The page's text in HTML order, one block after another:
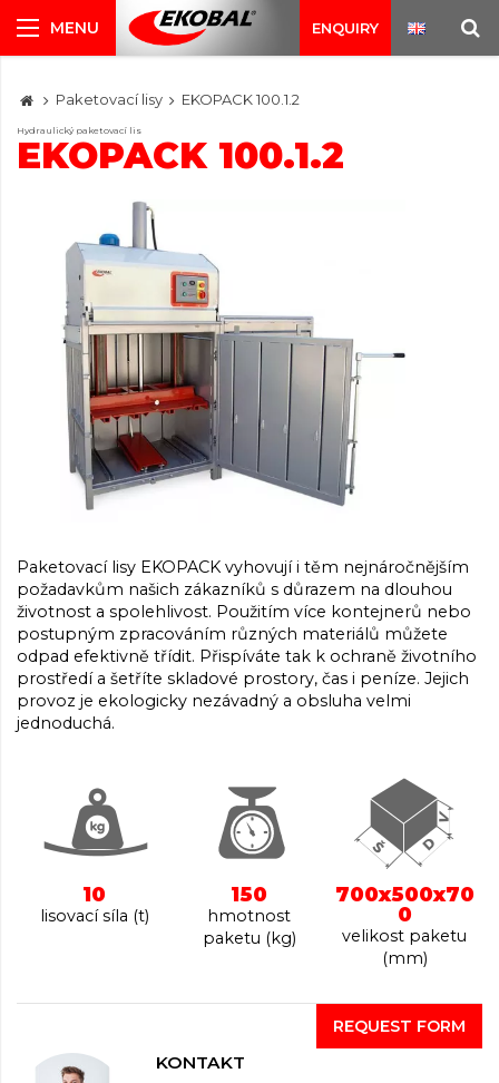
ENQUIRY
Paketovací lisy EKOPACK 100.1.2
Hydraulický paketovací lis
EKOPACK 100.1.2
Paketovací lisy EKOPACK vyhovují i těm nejnáročnějším
požadavkům našich zákazníků s důrazem na dlouhou
životnost a spolehlivost. Použitím více kontejnerů nebo
postupným zpracováním různých materiálů můžete
odpad efektivně třídit. Přispíváte tak k ochraně životního
prostředí a šetříte skladové prostory, čas i peníze. Jejich
provoz je ekologicky nezávadný a obsluha velmi
jednoduchá.
10
lisovací síla (t)
150
hmotnost
paketu (kg)
700x500x70
0
velikost paketu
(mm)
REQUEST FORM
KONTAKT